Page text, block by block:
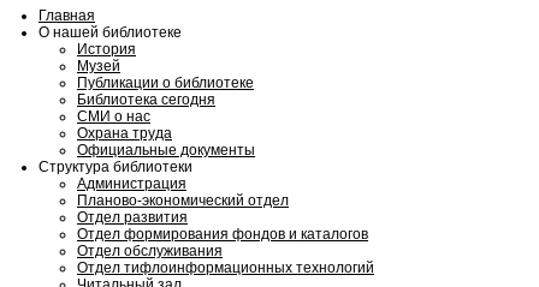
Главная
О нашей библиотеке
История
Музей
Публикации о библиотеке
Библиотека сегодня
СМИ о нас
Охрана труда
Официальные документы
Структура библиотеки
Администрация
Планово-экономический отдел
Отдел развития
Отдел формирования фондов и каталогов
Отдел обслуживания
Отдел тифлоинформационных технологий